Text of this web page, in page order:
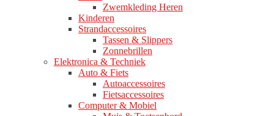
Zwemkleding Heren
Kinderen
Strandaccessoires
Tassen & Slippers
Zonnebrillen
Elektronica & Techniek
Auto & Fiets
Autoaccessoires
Fietsaccessoires
Computer & Mobiel